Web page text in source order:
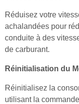
Réduisez votre
achalandées pour
conduite à des
de carburant.
Réinitialisation du
Réinitialisez la
utilisant la